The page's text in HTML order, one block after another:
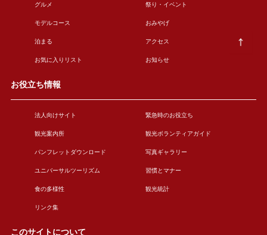
グルメ 祭り・イベント
モデルコース おみやげ
泊まる アクセス
お気に入りリスト お知らせ
お役立ち情報
法人向けサイト 緊急時のお役立ち
観光案内所 観光ボランティアガイド
パンフレットダウンロード 写真ギャラリー
ユニバーサルツーリズム 習慣とマナー
食の多様性 観光統計
リンク集
このサイトについて